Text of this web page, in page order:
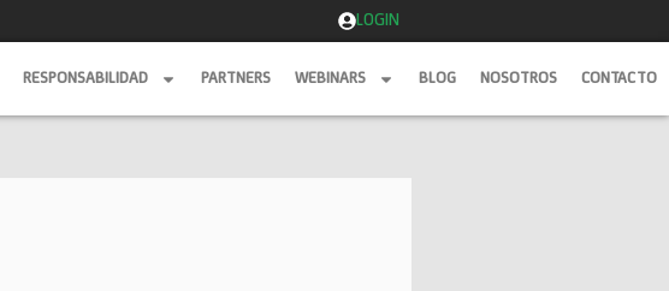
LOGIN
RESPONSABILIDAD PARTNERS WEBINARS BLOG NOSOTROS CONTACTO